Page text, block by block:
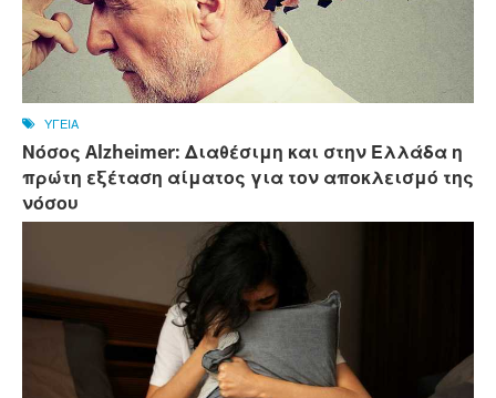
ΥΓΕΙΑ
Νόσος Alzheimer: Διαθέσιμη και στην Ελλάδα η
πρώτη εξέταση αίματος για τον αποκλεισμό της
νόσου